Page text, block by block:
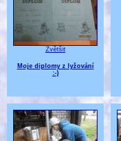
Zvětšit
Moje diplomy z lyžování
:-)